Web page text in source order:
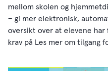
mellom skolen og
– gi mer elektronisk,
oversikt over at elevene
krav på Les mer om tilgang